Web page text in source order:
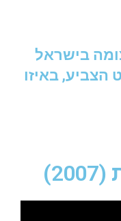
בישראל
הצביע, באיזו